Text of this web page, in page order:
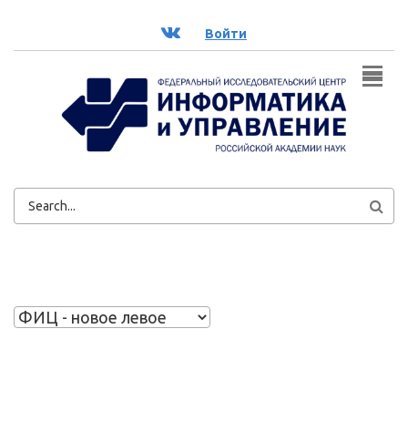
ВК Войти
ФОРМА